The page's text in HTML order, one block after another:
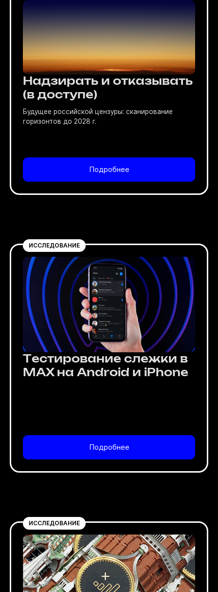
Надзирать и отказывать
(в доступе)
Будущее российской цензуры: сканирование
горизонтов до 2028 г.
Подробнее
ИССЛЕДОВАНИЕ
Тестирование слежки в
MAX на Android и iPhone
Подробнее
ИССЛЕДОВАНИЕ